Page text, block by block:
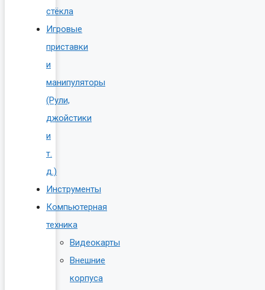
стёкла
Игровые
приставки
и
манипуляторы
(Рули,
джойстики
и
т.
д.)
Инструменты
Компьютерная
техника
Видеокарты
Внешние
корпуса